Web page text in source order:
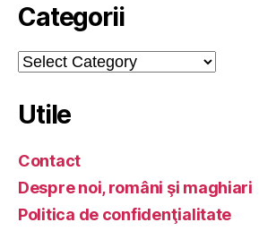
Categorii
Categorii
Utile
Contact
Despre noi, români şi maghiari
Politica de confidenţialitate